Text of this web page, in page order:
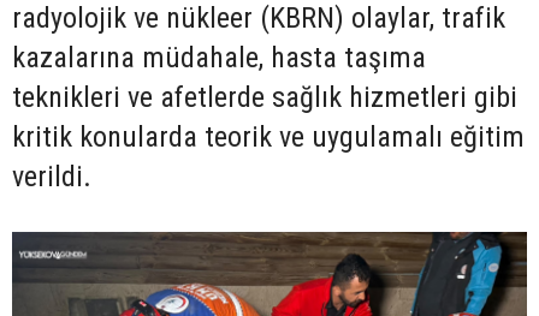
radyolojik ve nükleer (KBRN) olaylar, trafik
kazalarına müdahale, hasta taşıma
teknikleri ve afetlerde sağlık hizmetleri gibi
kritik konularda teorik ve uygulamalı eğitim
verildi.